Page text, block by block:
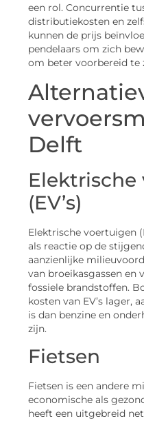
een rol. Concurrentie
distributiekosten en
kunnen de prijs
pendelaars om zich
om beter voorbereid te
Delft
(EV’s)
Elektrische voertuigen
als reactie op de
aanzienlijke
van broeikasgassen en
fossiele brandstoffen.
kosten van EV’s lager,
is dan benzine en
zijn.
Fietsen
Fietsen is een andere
economische als
heeft een uitgebreid